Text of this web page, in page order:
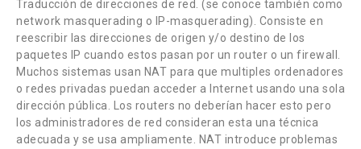
Traducción de direcciones de red. (se conoce también como
network masquerading o IP-masquerading). Consiste en
reescribir las direcciones de origen y/o destino de los
paquetes IP cuando estos pasan por un router o un firewall.
Muchos sistemas usan NAT para que multiples ordenadores
o redes privadas puedan acceder a Internet usando una sola
dirección pública. Los routers no deberían hacer esto pero
los administradores de red consideran esta una técnica
adecuada y se usa ampliamente. NAT introduce problemas